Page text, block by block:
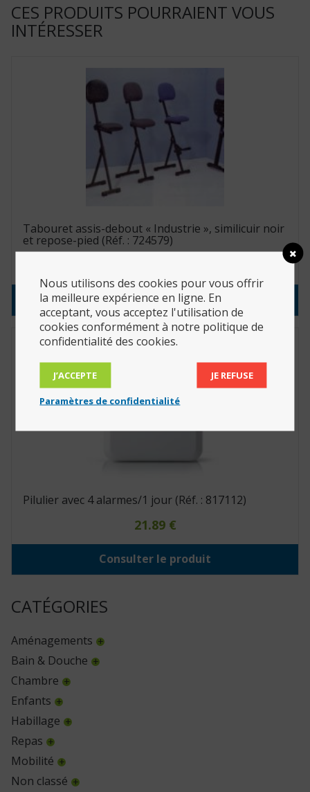
CATÉGORIES
Aménagements
Bain & Douche
Chambre
Enfants
Habillage
Repas
Mobilité
Non classé
CES PRODUITS POURRAIENT VOUS
INTÉRESSER
Tabouret assis-debout « Industrie », similicuir noir
et repose-pied (Réf. : 724579)
Consulter le produit
Pilulier avec 4 alarmes/1 jour (Réf. : 817112)
21.89 €
Consulter le produit
Nous utilisons des cookies pour vous offrir
la meilleure expérience en ligne. En
acceptant, vous acceptez l'utilisation de
cookies conformément à notre politique de
confidentialité des cookies.
J’ACCEPTE JE REFUSE
Paramètres de confidentialité